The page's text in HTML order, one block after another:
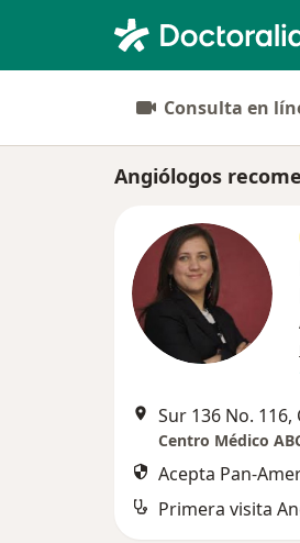
Consulta en
Angiólogos
Sur 136 No.
Centro Médico
Acepta Pan-
Primera visita